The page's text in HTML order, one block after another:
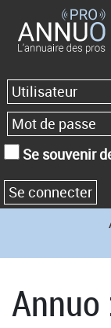
Se souvenir
Annuo